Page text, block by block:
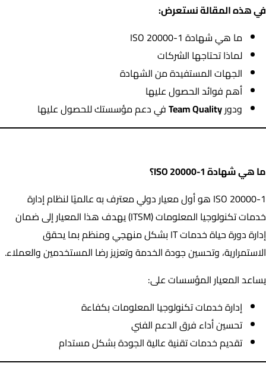
في هذه المقالة نستعرض:
ما هي شهادة ISO 20000-1
لماذا تحتاجها الشركات
الجهات المستفيدة من الشهادة
أهم فوائد الحصول عليها
ودورTeam Qualityفي دعم مؤسستك للحصول عليها
ما هي شهادة ISO 20000-1؟
ISO 20000-1 هو أول معيار دولي معترف به عالميًا لنظام إدارة
خدمات تكنولوجيا المعلومات (ITSM) يهدف هذا المعيار إلى ضمان
إدارة دورة حياة خدمات IT بشكل منهجي ومنظم بما يحقق
الاستمرارية، وتحسين جودة الخدمة وتعزيز رضا المستخدمين والعملاء.
يساعد المعيار المؤسسات على:
إدارة خدمات تكنولوجيا المعلومات بكفاءة
تحسين أداء فرق الدعم الفني
تقديم خدمات تقنية عالية الجودة بشكل مستدام